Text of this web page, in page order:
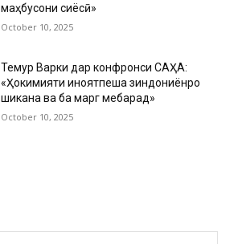
маҳбусони сиёсӣ»
October 10, 2025
Темур Варки дар конфронси САҲА:
«Ҳокимияти ҷиноятпеша зиндониёнро
шиканҷа ва ба марг мебарад»
October 10, 2025